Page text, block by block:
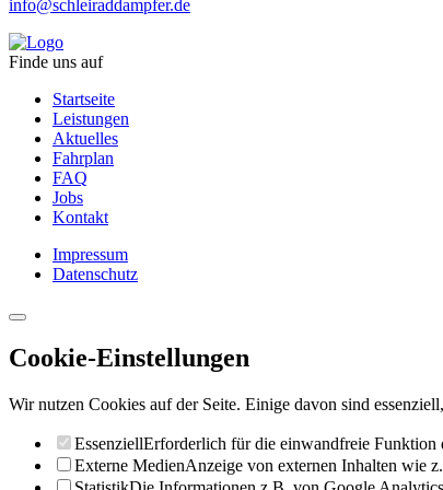
info@schleiraddampfer.de
Finde uns auf
Startseite
Leistungen
Aktuelles
Fahrplan
FAQ
Jobs
Kontakt
Impressum
Datenschutz
Cookie-Einstellungen
Wir nutzen Cookies auf der Seite. Einige davon sind
EssenziellErforderlich für die einwandfreie Funktion
Externe MedienAnzeige von externen Inhalten wie